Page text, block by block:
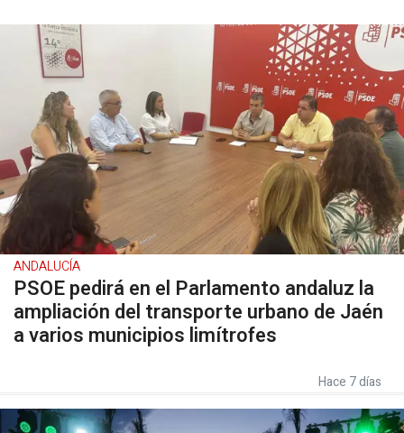
ANDALUCÍA
PSOE pedirá en el Parlamento andaluz la
ampliación del transporte urbano de Jaén
a varios municipios limítrofes
Hace 7 días